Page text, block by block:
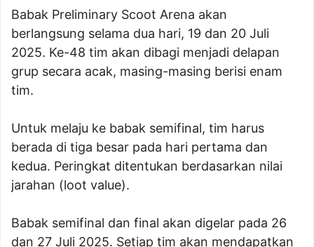
Babak Preliminary Scoot Arena akan
berlangsung selama dua hari, 19 dan 20 Juli
2025. Ke-48 tim akan dibagi menjadi delapan
grup secara acak, masing-masing berisi enam
tim.
Untuk melaju ke babak semifinal, tim harus
berada di tiga besar pada hari pertama dan
kedua. Peringkat ditentukan berdasarkan nilai
jarahan (loot value).
Babak semifinal dan final akan digelar pada 26
dan 27 Juli 2025. Setiap tim akan mendapatkan